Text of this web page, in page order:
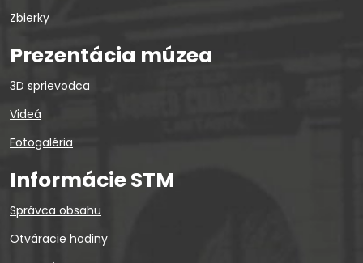
Zbierky
Prezentácia múzea
3D sprievodca
Videá
Fotogaléria
Informácie STM
Správca obsahu
Otváracie hodiny